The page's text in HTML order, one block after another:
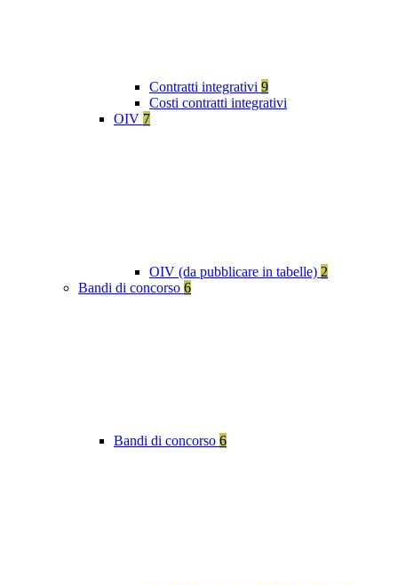
Contratti integrativi 9
Costi contratti integrativi
OIV 7
OIV (da pubblicare in tabelle) 2
Bandi di concorso 6
Bandi di concorso 6